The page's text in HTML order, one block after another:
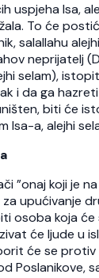
uspjeha Isa,
To će
salallahu
neprijatelj
selam),
i da ga
biti će
Isa-a, alejhi
”onaj koji je
za upućivanje
osoba koja
će ljude u
će se protiv
Poslanikove,